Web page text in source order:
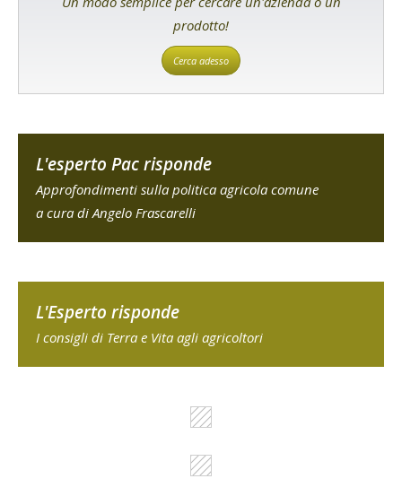
prodotto!
Cerca adesso
L'esperto Pac risponde
Approfondimenti sulla politica agricola comune
a cura di Angelo Frascarelli
L'Esperto risponde
I consigli di Terra e Vita agli agricoltori